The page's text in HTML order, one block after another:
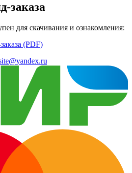
заказа
для скачивания и ознакомления:
(PDF)